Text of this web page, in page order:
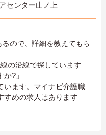
センター山ノ上
るので、詳細を教えてもら
の沿線で探しています
?」
います。マイナビ介護職
すめの求人はあります